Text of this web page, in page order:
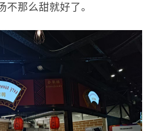
那么甜就好了。